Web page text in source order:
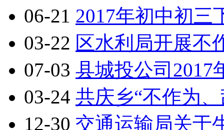
06-21 2017年初中初三
03-22 区水利局开展不
07-03 县城投公司2017
03-24 共庆乡“不作为
12-30 交通运输局关于